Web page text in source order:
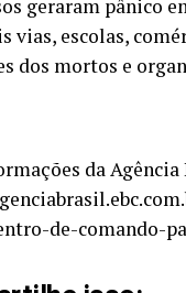
geraram pânico
vias, escolas,
dos mortos e
da Agência
de-comando-